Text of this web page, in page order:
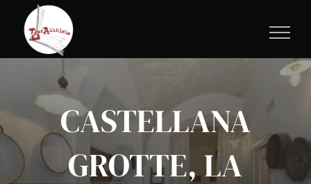
contenuto
CASTELLANA
GROTTE, LA